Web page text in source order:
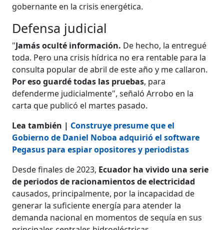
gobernante en la crisis energética.
Defensa judicial
"Jamás oculté información. De hecho, la entregué
toda. Pero una crisis hídrica no era rentable para la
consulta popular de abril de este año y me callaron.
Por eso guardé todas las pruebas, para
defenderme judicialmente", señaló Arrobo en la
carta que publicó el martes pasado.
Lea también | Construye presume que el
Gobierno de Daniel Noboa adquirió el software
Pegasus para espiar opositores y periodistas
Desde finales de 2023, Ecuador ha vivido una serie
de periodos de racionamientos de electricidad
causados, principalmente, por la incapacidad de
generar la suficiente energía para atender la
demanda nacional en momentos de sequía en sus